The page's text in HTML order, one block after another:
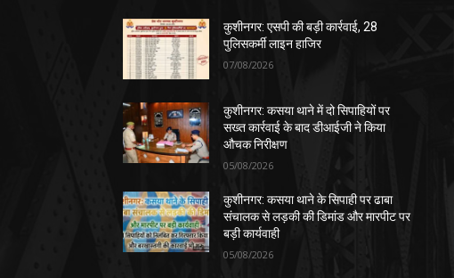
कुशीनगर: एसपी की बड़ी कार्रवाई, 28
पुलिसकर्मी लाइन हाजिर
07/08/2026
कुशीनगर: कसया थाने में दो सिपाहियों पर
सख्त कार्रवाई के बाद डीआईजी ने किया
औचक निरीक्षण
05/08/2026
कुशीनगर: कसया थाने के सिपाही पर ढाबा
संचालक से लड़की की डिमांड और मारपीट पर
बड़ी कार्यवाही
05/08/2026